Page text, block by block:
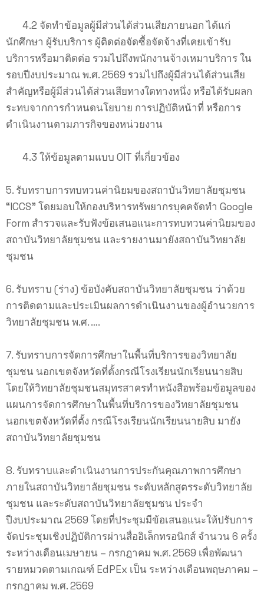
4.2 จัดทำข้อมูลผู้มีส่วนได้ส่วนเสียภายนอก ได้แก่
นักศึกษา ผู้รับบริการ ผู้ติดต่อจัดซื้อจัดจ้างที่เคยเข้ารับ
บริการหรือมาติดต่อ รวมไปถึงพนักงานจ้างเหมาบริการ ใน
รอบปีงบประมาณ พ.ศ. 2569 รวมไปถึงผู้มีส่วนได้ส่วนเสีย
สำคัญหรือผู้มีส่วนได้ส่วนเสียทางใดทางหนึ่ง หรือได้รับผลก
ระทบจากการกำหนดนโยบาย การปฏิบัติหน้าที่ หรือการ
ดำเนินงานตามภารกิจของหน่วยงาน
4.3 ให้ข้อมูลตามแบบ OIT ที่เกี่ยวข้อง
5. รับทราบการทบทวนค่านิยมของสถาบันวิทยาลัยชุมชน
“ICCS” โดยมอบให้กองบริหารทรัพยากรบุคคจัดทำ Google
Form สำรวจและรับฟังข้อเสนอแนะการทบทวนค่านิยมของ
สถาบันวิทยาลัยชุมชน และรายงานมายังสถาบันวิทยาลัย
ชุมชน
6. รับทราบ (ร่าง) ข้อบังคับสถาบันวิทยาลัยชุมชน ว่าด้วย
การติดตามและประเมินผลการดำเนินงานของผู้อำนวยการ
วิทยาลัยชุมชน พ.ศ. ….
7. รับทราบการจัดการศึกษาในพื้นที่บริการของวิทยาลัย
ชุมชน นอกเขตจังหวัดที่ตั้งกรณีโรงเรียนนักเรียนนายสิบ
โดยให้วิทยาลัยชุมชนสมุทรสาครทำหนังสือพร้อมข้อมูลของ
แผนการจัดการศึกษาในพื้นที่บริการของวิทยาลัยชุมชน
นอกเขตจังหวัดที่ตั้ง กรณีโรงเรียนนักเรียนนายสิบ มายัง
สถาบันวิทยาลัยชุมชน
8. รับทราบและดำเนินงานการประกันคุณภาพการศึกษา
ภายในสถาบันวิทยาลัยชุมชน ระดับหลักสูตรระดับวิทยาลัย
ชุมชน และระดับสถาบันวิทยาลัยชุมชน ประจำ
ปีงบประมาณ 2569 โดยที่ประชุมมีข้อเสนอแนะให้ปรับการ
จัดประชุมเชิงปฏิบัติการผ่านสื่ออิเล็กทรอนิกส์ จำนวน 6 ครั้ง
ระหว่างเดือนเมษายน – กรกฎาคม พ.ศ. 2569 เพื่อพัฒนา
รายหมวดตามเกณฑ์ EdPEx เป็น ระหว่างเดือนพฤษภาคม –
กรกฎาคม พ.ศ. 2569